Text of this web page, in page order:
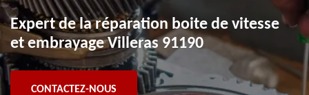
Expert de la réparation boite de vitesse
et embrayage Villeras 91190
CONTACTEZ-NOUS